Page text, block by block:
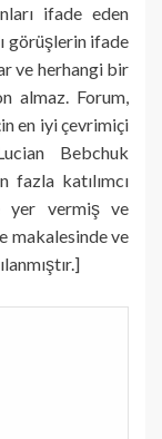
ifade eden
görüşlerin ifade
ve herhangi bir
almaz. Forum,
en iyi çevrimiçi
Bebchuk
fazla katılımcı
yer vermiş ve
makalesinde ve